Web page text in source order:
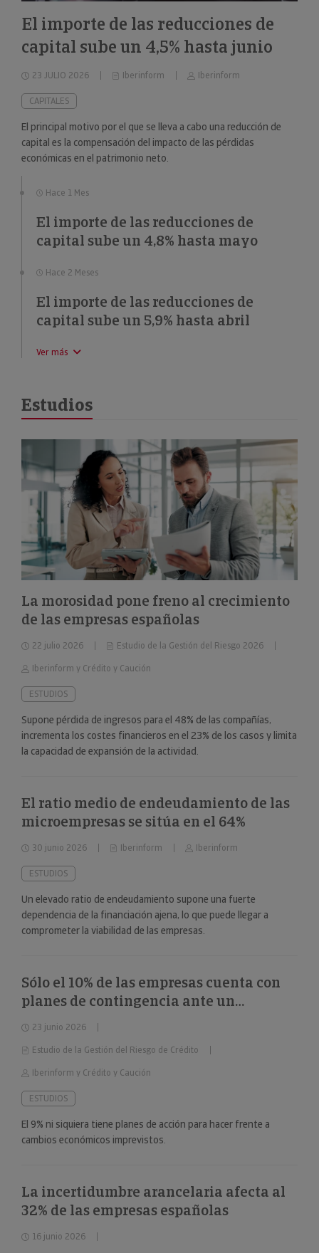
El importe de las reducciones de
capital sube un 4,5% hasta junio
23 JULIO 2026 Iberinform Iberinform
CAPITALES
El principal motivo por el que se lleva a cabo una reducción de
capital es la compensación del impacto de las pérdidas
económicas en el patrimonio neto.
Hace 1 Mes
El importe de las reducciones de
capital sube un 4,8% hasta mayo
Hace 2 Meses
El importe de las reducciones de
capital sube un 5,9% hasta abril
Ver más
Estudios
La morosidad pone freno al crecimiento
de las empresas españolas
22 julio 2026
Estudio de la Gestión del Riesgo 2026
Iberinform y Crédito y Caución
ESTUDIOS
Supone pérdida de ingresos para el 48% de las compañías,
incrementa los costes financieros en el 23% de los casos y limita
la capacidad de expansión de la actividad.
El ratio medio de endeudamiento de las
microempresas se sitúa en el 64%
30 junio 2026 Iberinform Iberinform
ESTUDIOS
Un elevado ratio de endeudamiento supone una fuerte
dependencia de la financiación ajena, lo que puede llegar a
comprometer la viabilidad de las empresas.
Sólo el 10% de las empresas cuenta con
planes de contingencia ante un
deterioro repentino de la situación
económica
23 junio 2026
Estudio de la Gestión del Riesgo de Crédito
Iberinform y Crédito y Caución
ESTUDIOS
El 9% ni siquiera tiene planes de acción para hacer frente a
cambios económicos imprevistos.
La incertidumbre arancelaria afecta al
32% de las empresas españolas
16 junio 2026